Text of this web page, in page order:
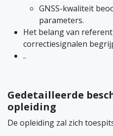
GNSS-kwaliteit
parameters.
Het belang van
correctiesignalen
..
Gedetailleerde
opleiding
De opleiding zal zich